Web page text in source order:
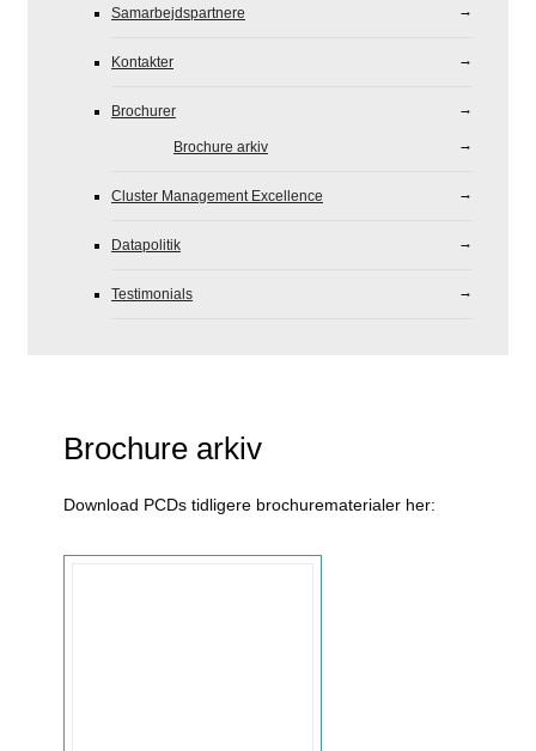
Samarbejdspartnere
Kontakter
Brochurer
Brochure arkiv
Cluster Management Excellence
Datapolitik
Testimonials
Brochure arkiv
Download PCDs tidligere brochurematerialer her: